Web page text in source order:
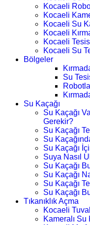
Kocaeli
Kocaeli
Kocaeli Su
Kocaeli
Kocaeli
Kocaeli Su
Bölgeler
Su
Su Kaçağı
Su Kaçağı
Gerekir?
Su Kaçağı
Su
Su Kaçağı
Suya Nasıl
Su Kaçağı
Su Kaçağı
Su Kaçağı
Su Kaçağı
Tıkanıklık Açma
Kocaeli
Kameralı Su